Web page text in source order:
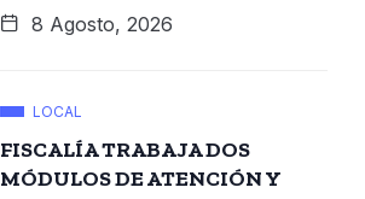
8 Agosto, 2026
LOCAL
FISCALÍA TRABAJA DOS
MÓDULOS DE ATENCIÓN Y